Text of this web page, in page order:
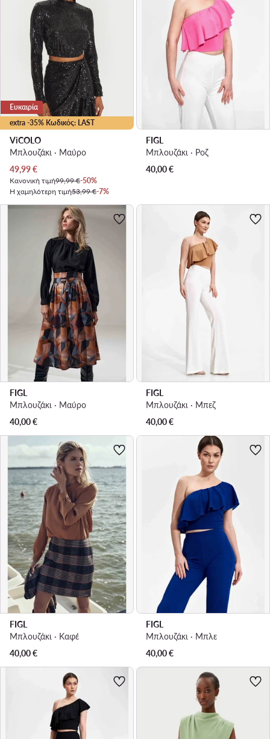
extra -35% Κωδικός: LAST
Ευκαιρία
ViCOLO
Μπλουζάκι · Μαύρο
Τρέχουσα τιμή
49,99€
Κανονική τιμή99,99 €-50%
Η χαμηλότερη τιμή53,99 €-7%
FIGL
Μπλουζάκι · Ροζ
40,00€
FIGL
Μπλουζάκι · Μαύρο
40,00€
FIGL
Μπλουζάκι · Μπεζ
40,00€
FIGL
Μπλουζάκι · Καφέ
40,00€
FIGL
Μπλουζάκι · Μπλε
40,00€